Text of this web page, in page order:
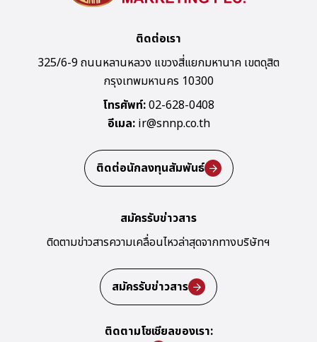
ติดต่อเรา
325/6-9 ถนนหลานหลวง แขวงสี่แยกมหานาค เขตดุสิต
กรุงเทพมหานคร 10300
โทรศัพท์:02-628-0408
อีเมล: ir@snnp.co.th
ติดต่อนักลงทุนสัมพันธ์
สมัครรับข่าวสาร
ติดตามข่าวสารความเคลื่อนไหวล่าสุดจากทางบริษัทฯ
สมัครรับข่าวสาร
ติดตามโซเชียลของเรา: